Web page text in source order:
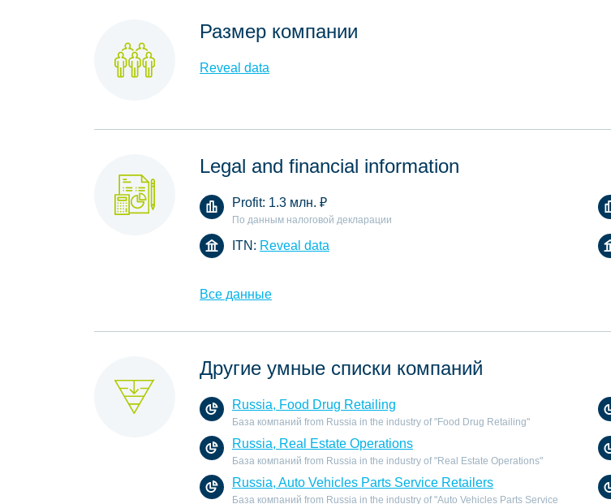
Размер компании
Reveal data
Legal and financial information
Profit: 1.3 млн. ₽
По данным налоговой декларации
ITN: Reveal data
Все данные
Другие умные списки компаний
Russia, Food Drug Retailing
База компаний from Russia in the industry of "Food Drug Retailing"
Russia, Real Estate Operations
База компаний from Russia in the industry of "Real Estate Operations"
Russia, Auto Vehicles Parts Service Retailers
База компаний from Russia in the industry of "Auto Vehicles Parts Service